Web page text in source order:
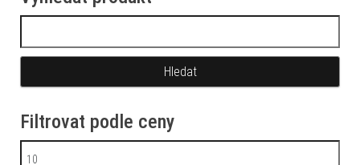
Filtrovat podle ceny
Minimální cena